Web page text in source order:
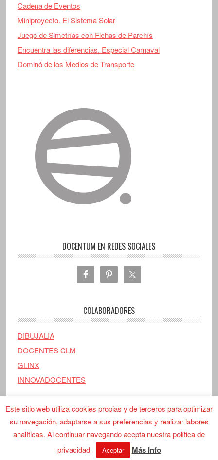
Cadena de Eventos
Miniproyecto. El Sistema Solar
Juego de Simetrías con Fichas de Parchís
Encuentra las diferencias. Especial Carnaval
Dominó de los Medios de Transporte
DOCENTUM EN REDES SOCIALES
COLABORADORES
DIBUJALIA
DOCENTES CLM
GLINX
INNOVADOCENTES
Copyright © 2026 ·Docentum· Recorriendo los primeros pasos del
camino.
Este sitio web utiliza cookies propias y de terceros para optimizar
su navegación, adaptarse a sus preferencias y realizar labores
analíticas. Al continuar navegando acepta nuestra política de
privacidad.
Aceptar Más Info